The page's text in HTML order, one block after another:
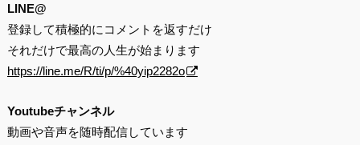
LINE@
登録して積極的にコメントを返すだけ
それだけで最高の人生が始まります
https://line.me/R/ti/p/%40yip2282o
Youtubeチャンネル
動画や音声を随時配信しています